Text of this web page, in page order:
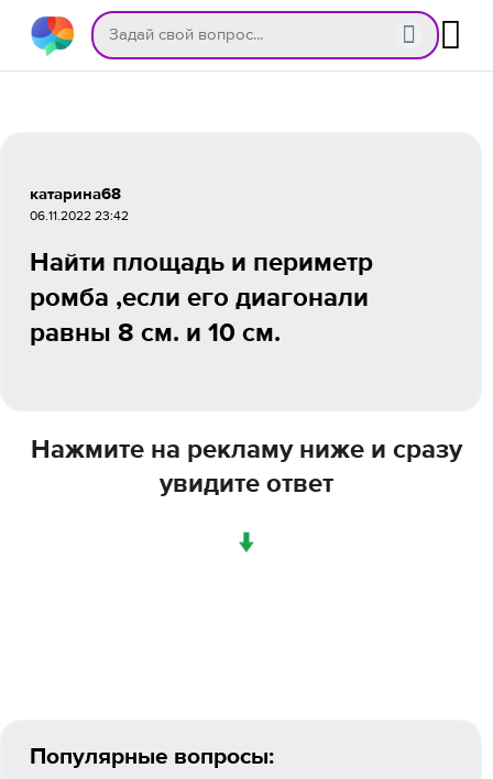
катарина68
06.11.2022 23:42
Найти площадь и периметр
ромба ,если его диагонали
равны 8 см. и 10 см.
Нажмите на рекламу ниже и сразу
увидите ответ
↓
Популярные вопросы: